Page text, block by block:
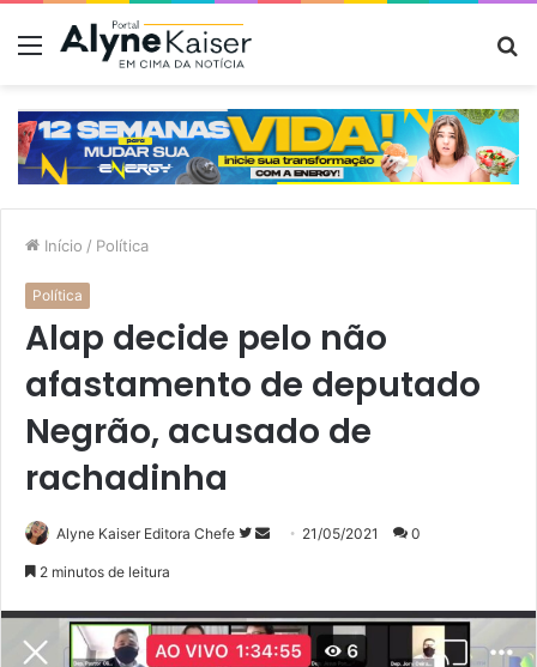
Menu
Início / Política
Política
Alap decide pelo não
afastamento de deputado
Negrão, acusado de
rachadinha
Alyne Kaiser Editora Chefe
SigaMande
mail
21/05/2021 0
2 minutos de leitura